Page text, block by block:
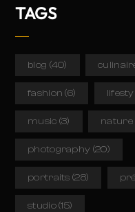
TAGS
blog (40)
fashion (6)
music (3) nature
photography (20)
portraits (28)
studio(15)